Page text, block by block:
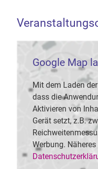
Google Map
Mit dem Laden
dass die
Aktivieren von
Gerät setzt, z.B.
Werbung. Näheres